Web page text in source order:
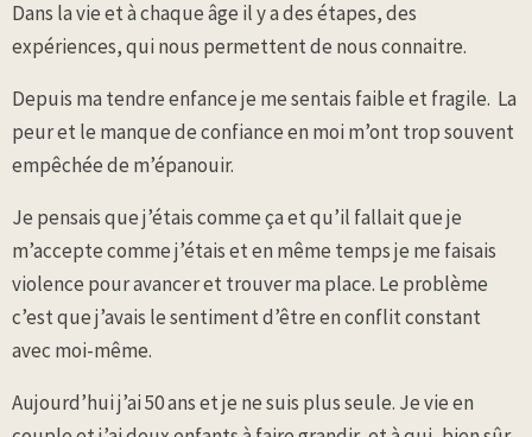
Dans la vie et à chaque âge il y a des étapes, des
expériences, qui nous permettent de nous connaitre.
Depuis ma tendre enfance je me sentais faible et fragile. La
peur et le manque de confiance en moi m’ont trop souvent
empêchée de m’épanouir.
Je pensais que j’étais comme ça et qu’il fallait que je
m’accepte comme j’étais et en même temps je me faisais
violence pour avancer et trouver ma place. Le problème
c’est que j’avais le sentiment d’être en conflit constant
avec moi-même.
Aujourd’hui j’ai 50 ans et je ne suis plus seule. Je vie en